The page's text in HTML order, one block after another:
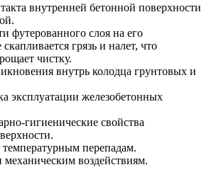
внутренней бетонной поверхности
футерованного слоя на его
грязь и налет, что
чистку.
внутрь колодца грунтовых и
эксплуатации железобетонных
гигиенические свойства
температурным перепадам.
воздействиям.